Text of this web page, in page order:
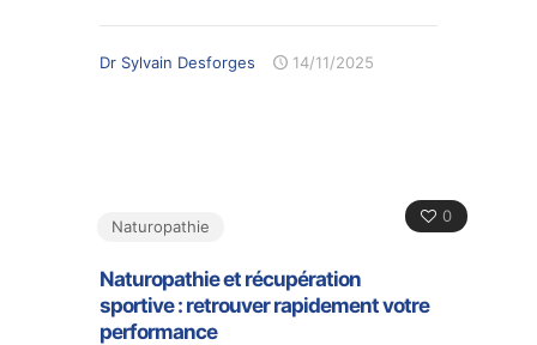
Dr Sylvain Desforges 14/11/2025
0
Naturopathie
Naturopathie et récupération
sportive : retrouver rapidement votre
performance